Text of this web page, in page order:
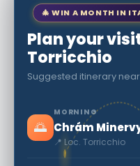
🎄 WIN A MONTH IN
Plan your
Torricchio
Suggested itinerary
🌅
MORNING
Chrám
📍 Loc. Torricchio